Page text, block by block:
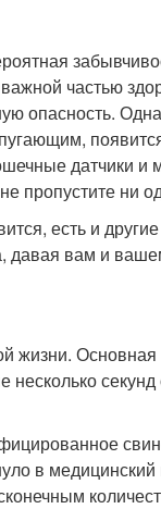
частью
опасность.
датчики и
пропустите ни
есть и
давая вам и
жизни.
в